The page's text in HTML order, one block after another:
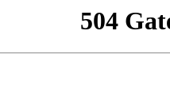
504